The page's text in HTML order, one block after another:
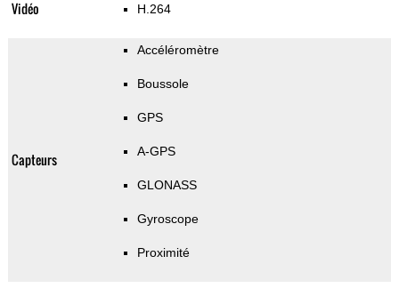
Vidéo
H.264
Capteurs
Accéléromètre
Boussole
GPS
A-GPS
GLONASS
Gyroscope
Proximité